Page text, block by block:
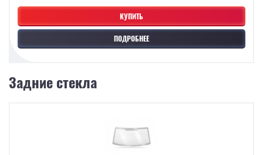
КУПИТЬ
ПОДРОБНЕЕ
Задние стекла